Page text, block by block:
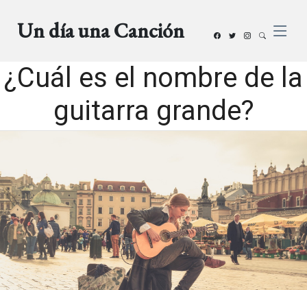
Un día una Canción
¿Cuál es el nombre de la
guitarra grande?